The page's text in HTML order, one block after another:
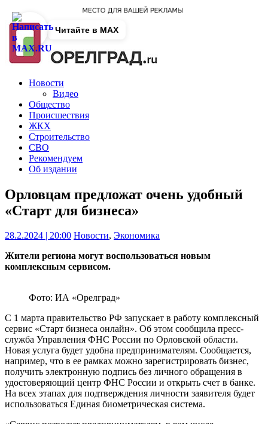
Новости
Видео
Общество
Происшествия
ЖКХ
Строительство
СВО
Рекомендуем
Об издании
Орловцам предложат очень удобный
«Старт для бизнеса»
28.2.2024 | 20:00 Новости, Экономика
Жители региона могут воспользоваться новым
комплексным сервисом.
Фото: ИА «Орелград»
С 1 марта правительство РФ запускает в работу комплексный
сервис «Старт бизнеса онлайн». Об этом сообщила пресс-
служба Управления ФНС России по Орловской области.
Новая услуга будет удобна предпринимателям. Сообщается,
например, что в ее рамках можно зарегистрировать бизнес,
получить электронную подпись без личного обращения в
удостоверяющий центр ФНС России и открыть счет в банке.
На всех этапах для подтверждения личности заявителя будет
использоваться Единая биометрическая система.
Читайте в MAX